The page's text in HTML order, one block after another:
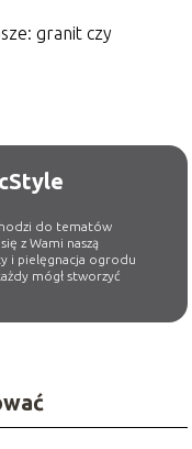
granit czy
do tematów
z Wami naszą
i pielęgnacja ogrodu
mógł stworzyć